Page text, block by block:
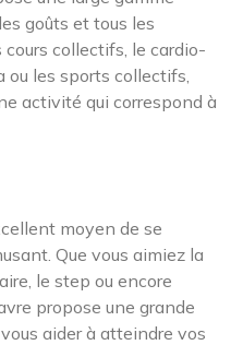
goûts et tous les
collectifs, le cardio-
ou les sports collectifs,
activité qui correspond à
moyen de se
Que vous aimiez la
le step ou encore
propose une grande
aider à atteindre vos